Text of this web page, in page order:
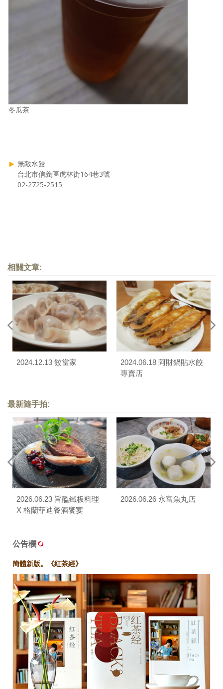
冬瓜茶
無敵水餃
台北市信義區虎林街164巷3號
02-2725-2515
相關文章:
2024.12.13 餃當家
2024.06.18 阿財鍋貼水餃
專賣店
最新隨手拍:
2026.06.23 旨醞鐵板料理
X 格蘭菲迪餐酒饗宴
2026.06.26 永富魚丸店
公告欄
簡體新版。《紅茶經》